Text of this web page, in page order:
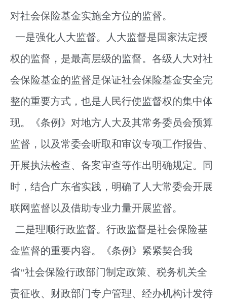
对社会保险基金实施全方位的监督。
一是强化人大监督。人大监督是国家法定授
权的监督，是最高层级的监督。各级人大对社
会保险基金的监督是保证社会保险基金安全完
整的重要方式，也是人民行使监督权的集中体
现。《条例》对地方人大及其常务委员会预算
监督，以及常委会听取和审议专项工作报告、
开展执法检查、备案审查等作出明确规定。同
时，结合广东省实践，明确了人大常委会开展
联网监督以及借助专业力量开展监督。
二是理顺行政监督。行政监督是社会保险基
金监督的重要内容。《条例》紧紧契合我
省“社会保险行政部门制定政策、税务机关全
责征收、财政部门专户管理、经办机构计发待